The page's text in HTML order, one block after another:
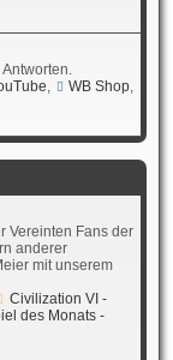
, WB Shop,
Vereinten Fans der
anderer
mit unserem
Civilization VI -
des Monats -